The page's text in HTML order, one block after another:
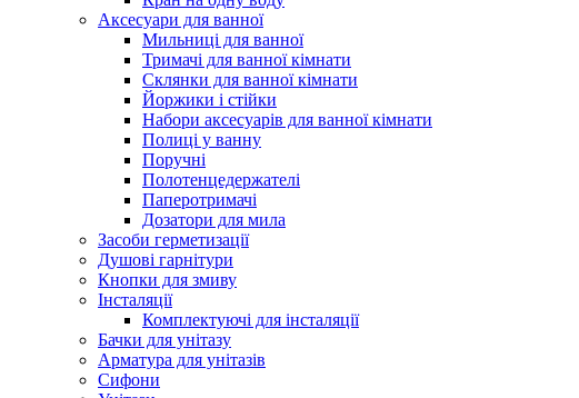
Аксесуари для ванної
Мильниці для ванної
Тримачі для ванної кімнати
Склянки для ванної кімнати
Йоржики і стійки
Набори аксесуарів для ванної кімнати
Полиці у ванну
Поручні
Полотенцедержателі
Паперотримачі
Дозатори для мила
Засоби герметизації
Душові гарнітури
Кнопки для змиву
Інсталяції
Комплектуючі для інсталяції
Бачки для унітазу
Арматура для унітазів
Сифони